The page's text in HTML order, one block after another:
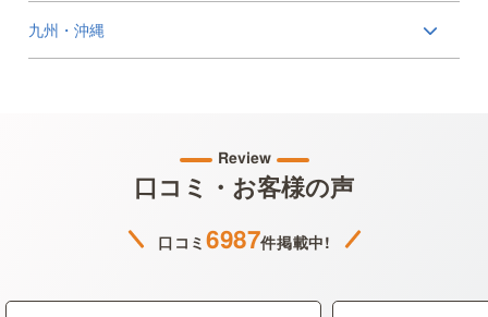
九州・沖縄
Review
口コミ・お客様の声
口コミ6987件掲載中!